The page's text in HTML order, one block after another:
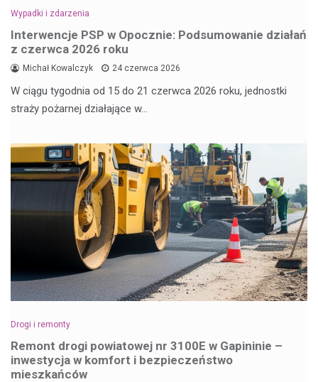
Wypadki i zdarzenia
Interwencje PSP w Opocznie: Podsumowanie działań
z czerwca 2026 roku
Michał Kowalczyk 24 czerwca 2026
W ciągu tygodnia od 15 do 21 czerwca 2026 roku, jednostki
straży pożarnej działające w…
Drogi i remonty
Remont drogi powiatowej nr 3100E w Gapininie –
inwestycja w komfort i bezpieczeństwo
mieszkańców